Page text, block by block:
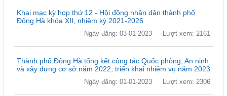
Khai mạc kỳ họp thứ 12 - Hội đồng nhân dân thành phố
Đông Hà khóa XII, nhiệm kỳ 2021-2026
Ngày đăng: 03-01-2023 Lượt xem: 2161
Thành phố Đông Hà tổng kết công tác Quốc phòng, An ninh
và xây dựng cơ sở năm 2022; triển khai nhiệm vụ năm 2023
Ngày đăng: 01-01-2023 Lượt xem: 2306